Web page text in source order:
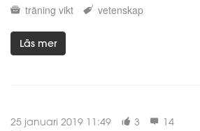
träning vikt vetenskap
Läs mer
25 januari 2019 11:49 3 14